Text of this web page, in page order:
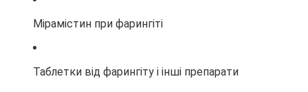
Мірамістин при фарингіті
Таблетки від фарингіту і інші препарати